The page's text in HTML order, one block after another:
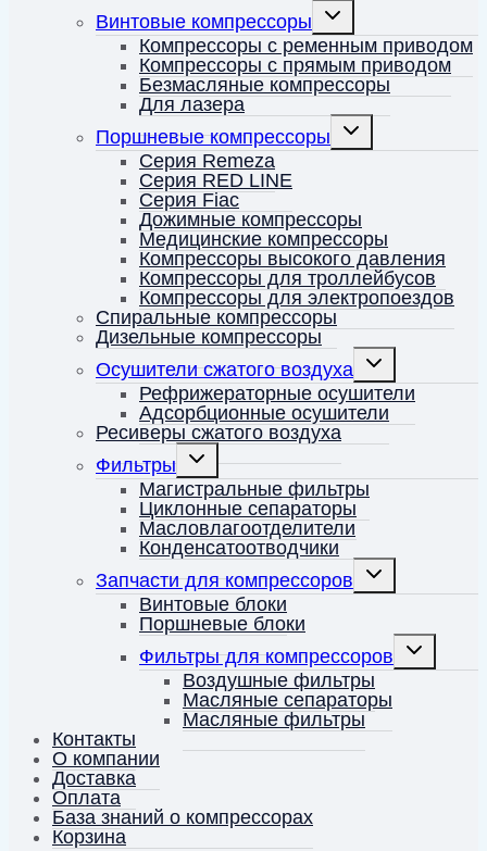
Винтовые компрессоры
Переключить
меню
Компрессоры с ременным приводом
Компрессоры с прямым приводом
Безмасляные компрессоры
Для лазера
Поршневые компрессоры
Переключить
Серия Remeza
Серия RED LINE
Серия Fiac
Дожимные компрессоры
Медицинские компрессоры
Компрессоры высокого давления
Компрессоры для троллейбусов
Компрессоры для электропоездов
Спиральные компрессоры
Дизельные компрессоры
Осушители сжатого воздуха
Переключить
меню
Рефрижераторные осушители
Адсорбционные осушители
Ресиверы сжатого воздуха
Фильтры
Переключить
дочернее
меню
Магистральные фильтры
Циклонные сепараторы
Масловлагоотделители
Конденсатоотводчики
Запчасти для компрессоров
Переключить
Винтовые блоки
Поршневые блоки
Фильтры для компрессоров
Переключить
Воздушные фильтры
Масляные сепараторы
Масляные фильтры
Контакты
О компании
Доставка
Оплата
База знаний о компрессорах
Корзина